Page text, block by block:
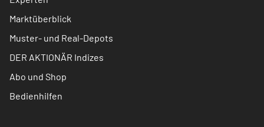
Marktüberblick
Muster- und Real-Depots
DER AKTIONÄR Indizes
Abo und Shop
Bedienhilfen